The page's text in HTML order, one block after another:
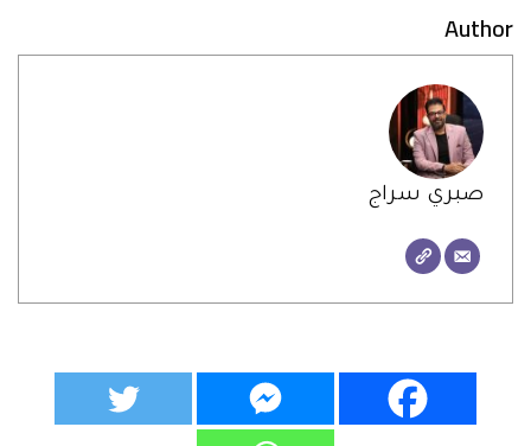
Author
صبري سراج